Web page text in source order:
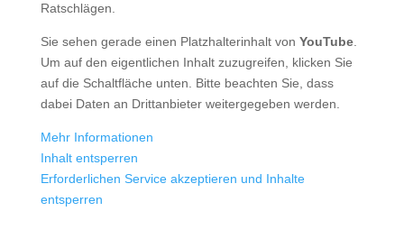
Ratschlägen.
Sie sehen gerade einen Platzhalterinhalt von YouTube.
Um auf den eigentlichen Inhalt zuzugreifen, klicken Sie
auf die Schaltfläche unten. Bitte beachten Sie, dass
dabei Daten an Drittanbieter weitergegeben werden.
Mehr Informationen
Inhalt entsperren
Erforderlichen Service akzeptieren und Inhalte
entsperren